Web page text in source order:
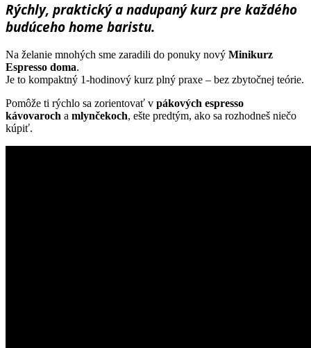
Rýchly, praktický a nadupaný kurz pre každého
budúceho home baristu.
Na želanie mnohých sme zaradili do ponuky nový Minikurz
Espresso doma.
Je to kompaktný 1-hodinový kurz plný praxe – bez zbytočnej teórie.
Pomôže ti rýchlo sa zorientovať v pákových espresso
kávovaroch a mlynčekoch, ešte predtým, ako sa rozhodneš niečo
kúpiť.